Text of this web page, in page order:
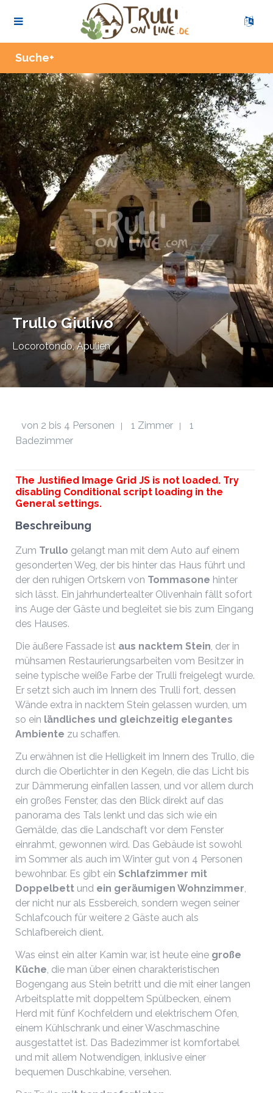
Suche+
Trullo Giulivo
Locorotondo, Apulien
von 2 bis 4 Personen 1 Zimmer
1
Badezimmer
The Justified Image Grid JS is not loaded. Try
disabling Conditional script loading in the
General settings.
Beschreibung
Zum Trullo gelangt man mit dem Auto auf einem
gesonderten Weg, der bis hinter das Haus führt und
der den ruhigen Ortskern von Tommasone hinter
sich lässt. Ein jahrhundertealter Olivenhain fällt sofort
ins Auge der Gäste und begleitet sie bis zum Eingang
des Hauses.
Die äußere Fassade ist aus nacktem Stein, der in
mühsamen Restaurierungsarbeiten vom Besitzer in
seine typische weiße Farbe der Trulli freigelegt wurde.
Er setzt sich auch im Innern des Trulli fort, dessen
Wände extra in nacktem Stein gelassen wurden, um
so ein ländliches und gleichzeitig elegantes
Ambiente zu schaffen.
Zu erwähnen ist die Helligkeit im Innern des Trullo, die
durch die Oberlichter in den Kegeln, die das Licht bis
zur Dämmerung einfallen lassen, und vor allem durch
ein großes Fenster, das den Blick direkt auf das
panorama des Tals lenkt und das sich wie ein
Gemälde, das die Landschaft vor dem Fenster
einrahmt, gewonnen wird. Das Gebäude ist sowohl
im Sommer als auch im Winter gut von 4 Personen
bewohnbar. Es gibt ein Schlafzimmer mit
Doppelbett und ein geräumigen Wohnzimmer,
der nicht nur als Essbereich, sondern wegen seiner
Schlafcouch für weitere 2 Gäste auch als
Schlafbereich dient.
Was einst ein alter Kamin war, ist heute eine große
Küche, die man über einen charakteristischen
Bogengang aus Stein betritt und die mit einer langen
Arbeitsplatte mit doppeltem Spülbecken, einem
Herd mit fünf Kochfeldern und elektrischem Ofen,
einem Kühlschrank und einer Waschmaschine
ausgestattet ist. Das Badezimmer ist komfortabel
und mit allem Notwendigen, inklusive einer
bequemen Duschkabine, versehen.